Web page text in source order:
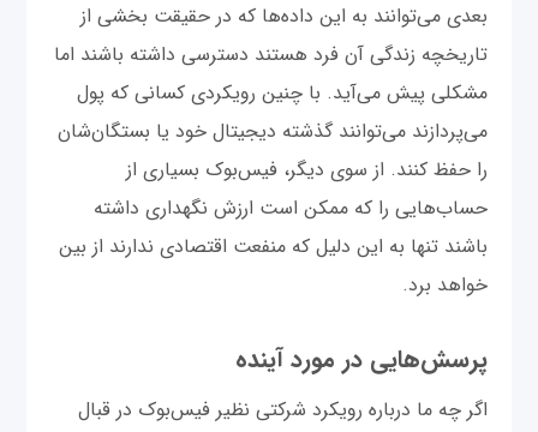
بعدی می‌توانند به این داده‌ها که در حقیقت بخشی از
تاریخچه زندگی آن فرد هستند دسترسی داشته باشند اما
مشکلی پیش می‌آید. با چنین رویکردی کسانی که پول
می‌پردازند می‌توانند گذشته دیجیتال خود یا بستگان‌شان
را حفظ کنند. از سوی دیگر، فیس‌بوک بسیاری از
حساب‌هایی را که ممکن است ارزش نگهداری داشته
باشند تنها به این دلیل که منفعت اقتصادی ندارند از بین
خواهد برد.
پرسش‌هایی در مورد آینده
اگر چه ما درباره رویکرد شرکتی نظیر فیس‌بوک در قبال